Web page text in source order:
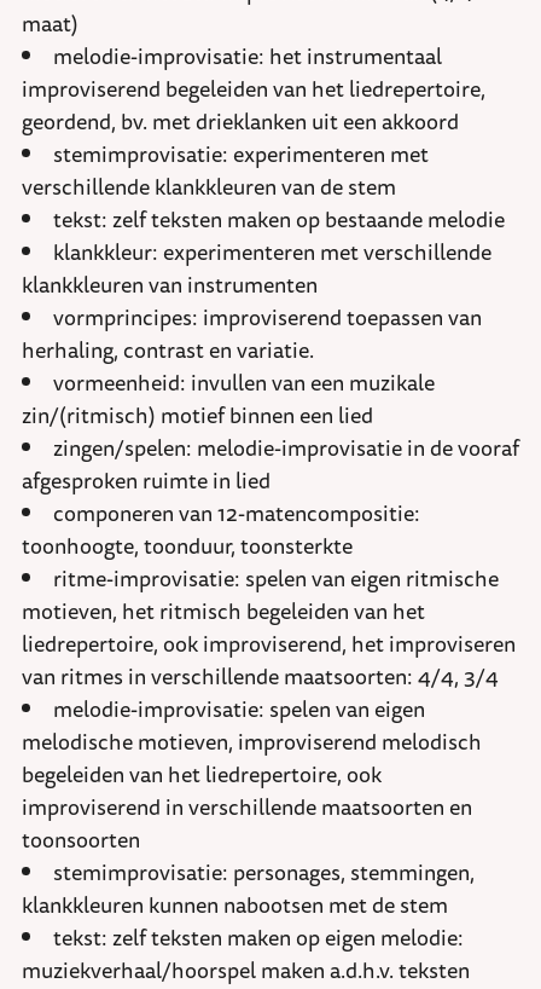
maat)
melodie-improvisatie: het instrumentaal
improviserend begeleiden van het liedrepertoire,
geordend, bv. met drieklanken uit een akkoord
stemimprovisatie: experimenteren met
verschillende klankkleuren van de stem
tekst: zelf teksten maken op bestaande melodie
klankkleur: experimenteren met verschillende
klankkleuren van instrumenten
vormprincipes: improviserend toepassen van
herhaling, contrast en variatie.
vormeenheid: invullen van een muzikale
zin/(ritmisch) motief binnen een lied
zingen/spelen: melodie-improvisatie in de vooraf
afgesproken ruimte in lied
componeren van 12-matencompositie:
toonhoogte, toonduur, toonsterkte
ritme-improvisatie: spelen van eigen ritmische
motieven, het ritmisch begeleiden van het
liedrepertoire, ook improviserend, het improviseren
van ritmes in verschillende maatsoorten: 4/4, 3/4
melodie-improvisatie: spelen van eigen
melodische motieven, improviserend melodisch
begeleiden van het liedrepertoire, ook
improviserend in verschillende maatsoorten en
toonsoorten
stemimprovisatie: personages, stemmingen,
klankkleuren kunnen nabootsen met de stem
tekst: zelf teksten maken op eigen melodie:
muziekverhaal/hoorspel maken a.d.h.v. teksten